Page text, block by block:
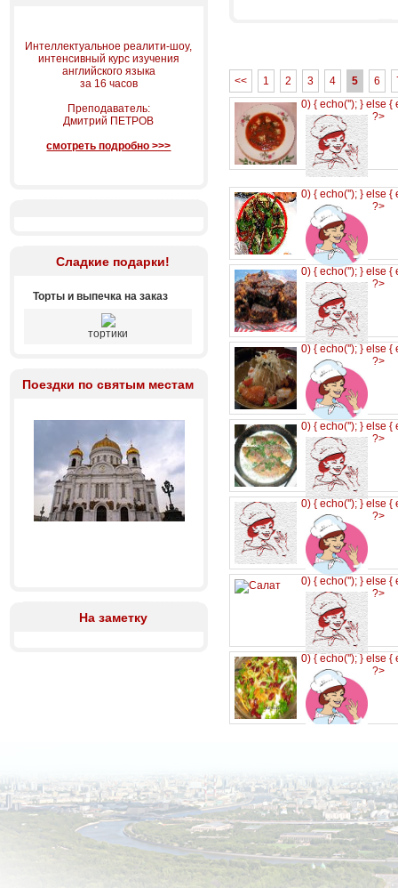
Интеллектуальное реалити-шоу,
интенсивный курс изучения
английского языка
за 16 часов
Преподаватель:
Дмитрий ПЕТРОВ
смотреть подробно >>>
Сладкие подарки!
Торты и выпечка на заказ
тортики
Поездки по святым местам
На заметку
<< 1 2 3 4 5 6
0) { echo(''); } else {
?>
0) { echo(''); } else {
?>
0) { echo(''); } else {
?>
0) { echo(''); } else {
?>
0) { echo(''); } else {
?>
0) { echo(''); } else {
?>
0) { echo(''); } else {
?>
0) { echo(''); } else {
?>